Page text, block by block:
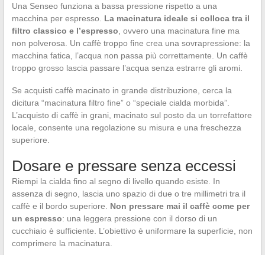
Una Senseo funziona a bassa pressione rispetto a una
macchina per espresso. La macinatura ideale si colloca tra il
filtro classico e l’espresso , ovvero una macinatura fine ma
non polverosa. Un caffè troppo fine crea una sovrapressione: la
macchina fatica, l’acqua non passa più correttamente. Un caffè
troppo grosso lascia passare l’acqua senza estrarre gli aromi.
Se acquisti caffè macinato in grande distribuzione, cerca la
dicitura “macinatura filtro fine” o “speciale cialda morbida”.
L’acquisto di caffè in grani, macinato sul posto da un torrefattore
locale, consente una regolazione su misura e una freschezza
superiore.
Dosare e pressare senza eccessi
Riempi la cialda fino al segno di livello quando esiste. In
assenza di segno, lascia uno spazio di due o tre millimetri tra il
caffè e il bordo superiore. Non pressare mai il caffè come per
un espresso: una leggera pressione con il dorso di un
cucchiaio è sufficiente. L’obiettivo è uniformare la superficie, non
comprimere la macinatura.